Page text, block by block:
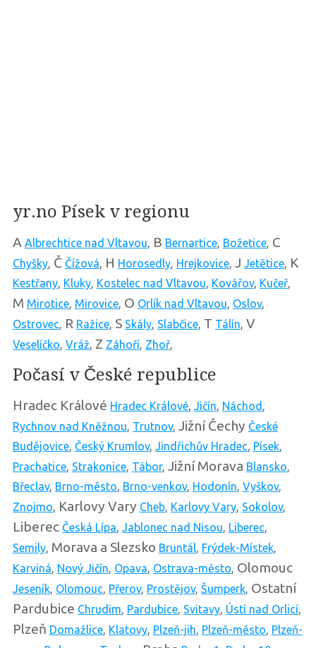
yr.no Písek v regionu
A Albrechtice nad Vltavou, B Bernartice, Božetice, C
Chyšky, Č Čížová, H Horosedly, Hrejkovice, J Jetětice, K
Kestřany, Kluky, Kostelec nad Vltavou, Kovářov, Kučeř,
M Mirotice, Mirovice, O Orlík nad Vltavou, Oslov,
Ostrovec, R Ražice, S Skály, Slabčice, T Tálín, V
Veselíčko, Vráž, Z Záhoří, Zhoř,
Počasí v České republice
Hradec Králové Hradec Králové, Jičín, Náchod ,
Rychnov nad Kněžnou, Trutnov, Jižní Čechy České
Budějovice, Český Krumlov, Jindřichův Hradec, Písek,
Prachatice, Strakonice, Tábor, Jižní Morava Blansko,
Břeclav, Brno-město, Brno-venkov, Hodonín, Vyškov,
Znojmo, Karlovy Vary Cheb, Karlovy Vary, Sokolov,
Liberec Česká Lípa, Jablonec nad Nisou, Liberec,
Semily, Morava a Slezsko Bruntál, Frýdek-Místek,
Karviná, Nový Jičín, Opava, Ostrava-město, Olomouc
Jeseník, Olomouc, Přerov, Prostějov, Šumperk, Ostatní
Pardubice Chrudim, Pardubice, Svitavy, Ústí nad Orlicí,
Plzeň Domažlice, Klatovy, Plzeň-jih, Plzeň-město, Plzeň-